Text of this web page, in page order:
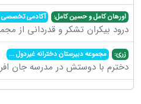
اورهان کامل و حسین کامل: آکادمی تخصصی
درود بیکران تشکر و قدردانی از
زری: مجموعه دبیرستان دخترانه غیردول...
دخترم با دوستش در مدرسه جان